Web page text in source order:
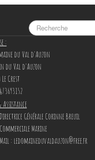
:
du Val d'Auzon
du Val d'Auzon
Crest
Assistance
Directrice Générale Corinne Breuil
Commerciale Marine
Mail : ledomaineduvaldauzon@free.fr